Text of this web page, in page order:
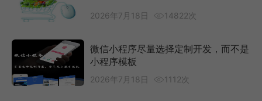
2026年7月18日 14822次
微信小程序尽量选择定制开发，而不是
小程序模板
2026年7月18日 1112次